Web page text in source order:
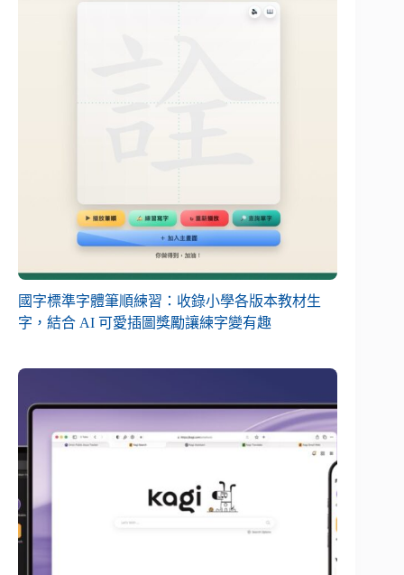
國字標準字體筆順練習：收錄小學各版本教材生
字，結合 AI 可愛插圖獎勵讓練字變有趣